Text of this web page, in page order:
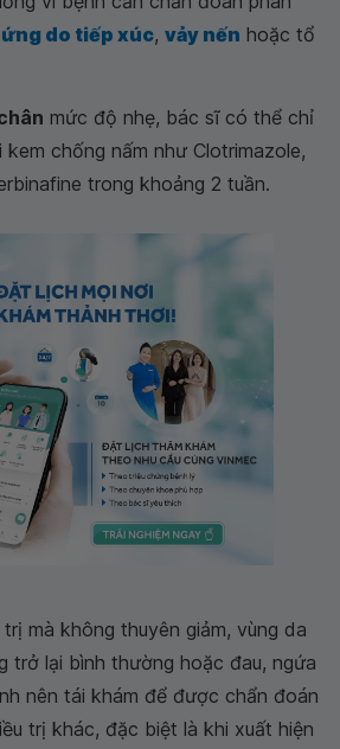
do tiếp xúc, vảy nến hoặc tổ
mức độ nhẹ, bác sĩ có thể chỉ
chống nấm như Clotrimazole,
trong khoảng 2 tuần.
mà không thuyên giảm, vùng da
trở lại bình thường hoặc đau, ngứa
nên tái khám để được chẩn đoán
trị khác, đặc biệt là khi xuất hiện